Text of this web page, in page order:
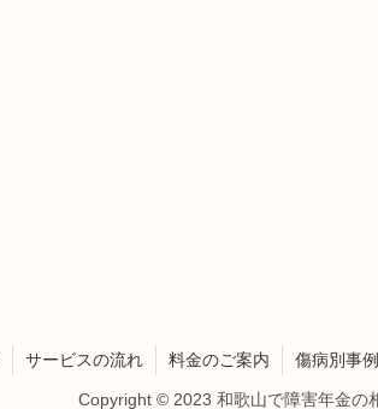
サービスの流れ 料金のご案内 傷病別事例
Copyright © 2023 和歌山で障害年金の